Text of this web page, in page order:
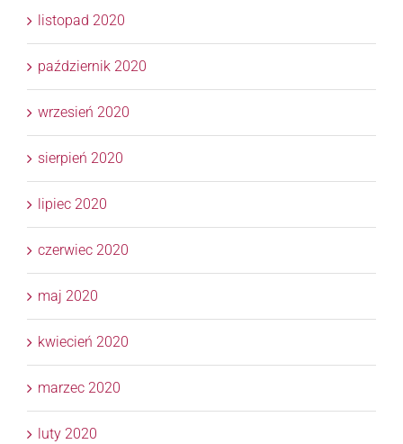
listopad 2020
październik 2020
wrzesień 2020
sierpień 2020
lipiec 2020
czerwiec 2020
maj 2020
kwiecień 2020
marzec 2020
luty 2020